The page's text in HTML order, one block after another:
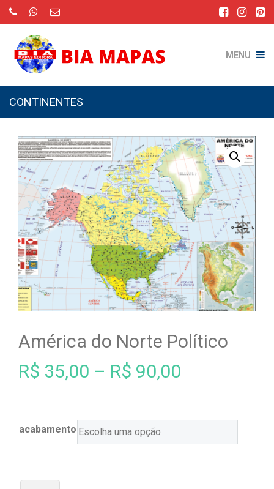
MENU
CONTINENTES
América do Norte Político
R$ 35,00 – R$ 90,00
acabamento